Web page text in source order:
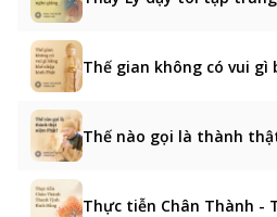
Thế gian không có vui gì
Thế nào gọi là thành
Thực tiễn Chân Thành -